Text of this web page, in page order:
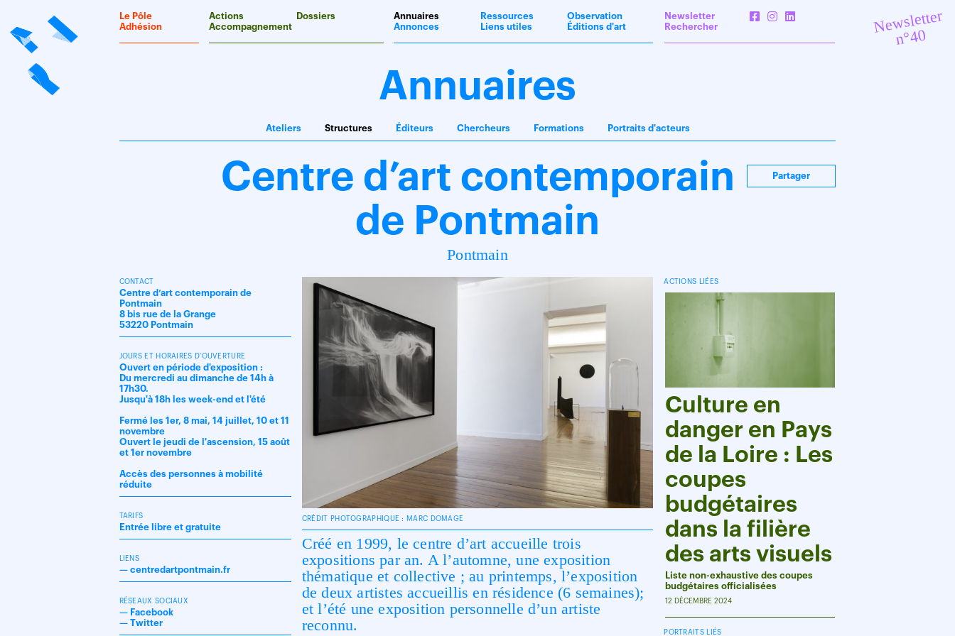
Newsletter
n°40
Le Pôle
Adhésion
Actions
Accompagnement
Dossiers
Annuaires
Annonces
Ressources
Liens utiles
Observation
Éditions d'art
Newsletter
Rechercher
Annuaires
Ateliers Structures Éditeurs Chercheurs Formations Portraits d'acteurs
Partager
Centre d’art contemporain
de Pontmain
Pontmain
CRÉDIT PHOTOGRAPHIQUE : MARC DOMAGE
Créé en 1999, le centre d’art accueille trois
expositions par an. A l’automne, une exposition
thématique et collective ; au printemps, l’exposition
de deux artistes accueillis en résidence (6 semaines);
et l’été une exposition personnelle d’un artiste
reconnu.
CONTACT
Centre d’art contemporain de
Pontmain
8 bis rue de la Grange
53220 Pontmain
JOURS ET HORAIRES D'OUVERTURE
Ouvert en période d'exposition :
Du mercredi au dimanche de 14h à
17h30.
Jusqu'à 18h les week-end et l'été
Fermé les 1er, 8 mai, 14 juillet, 10 et 11
novembre
Ouvert le jeudi de l'ascension, 15 août
et 1er novembre
Accès des personnes à mobilité
réduite
TARIFS
Entrée libre et gratuite
LIENS
— centredartpontmain.fr
RÉSEAUX SOCIAUX
— Facebook
— Twitter
ACTIONS LIÉES
Culture en
danger en Pays
de la Loire : Les
coupes
budgétaires
dans la filière
des arts visuels
Liste non-exhaustive des coupes
budgétaires officialisées
12 DÉCEMBRE 2024
PORTRAITS LIÉS